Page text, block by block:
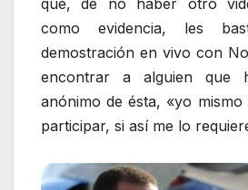
como evidencia, les
demostración en vivo con
encontrar a alguien que
anónimo de ésta, «yo
participar, si así me lo